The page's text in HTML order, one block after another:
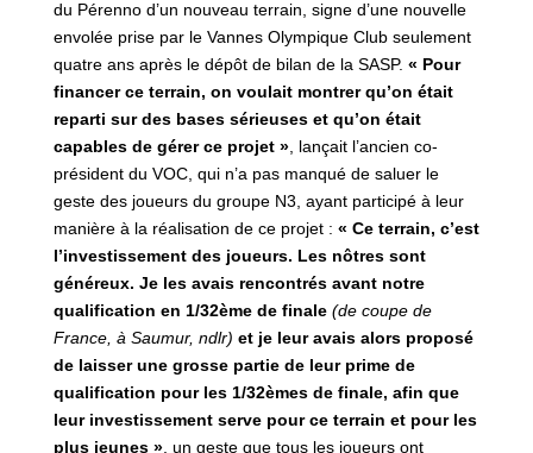
du Pérenno d’un nouveau terrain, signe d’une nouvelle
envolée prise par le Vannes Olympique Club seulement
quatre ans après le dépôt de bilan de la SASP. « Pour
financer ce terrain, on voulait montrer qu’on était
reparti sur des bases sérieuses et qu’on était
capables de gérer ce projet », lançait l’ancien co-
président du VOC, qui n’a pas manqué de saluer le
geste des joueurs du groupe N3, ayant participé à leur
manière à la réalisation de ce projet : « Ce terrain, c’est
l’investissement des joueurs. Les nôtres sont
généreux. Je les avais rencontrés avant notre
qualification en 1/32ème de finale (de coupe de
France, à Saumur, ndlr) et je leur avais alors proposé
de laisser une grosse partie de leur prime de
qualification pour les 1/32èmes de finale, afin que
leur investissement serve pour ce terrain et pour les
plus jeunes », un geste que tous les joueurs ont